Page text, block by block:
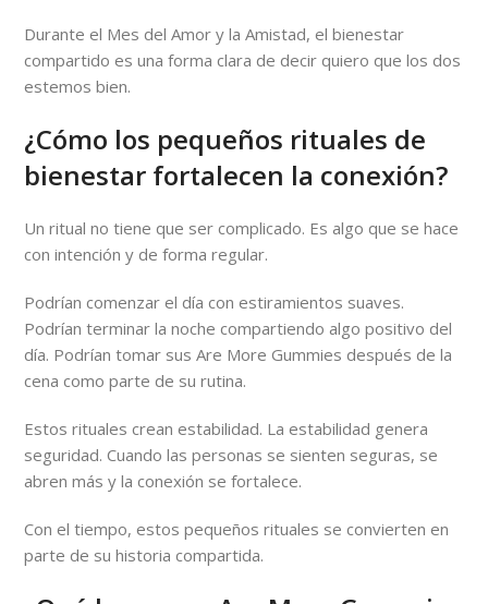
Durante el Mes del Amor y la Amistad, el bienestar
compartido es una forma clara de decir quiero que los dos
estemos bien.
¿Cómo los pequeños rituales de
bienestar fortalecen la conexión?
Un ritual no tiene que ser complicado. Es algo que se hace
con intención y de forma regular.
Podrían comenzar el día con estiramientos suaves.
Podrían terminar la noche compartiendo algo positivo del
día. Podrían tomar sus Are More Gummies después de la
cena como parte de su rutina.
Estos rituales crean estabilidad. La estabilidad genera
seguridad. Cuando las personas se sienten seguras, se
abren más y la conexión se fortalece.
Con el tiempo, estos pequeños rituales se convierten en
parte de su historia compartida.